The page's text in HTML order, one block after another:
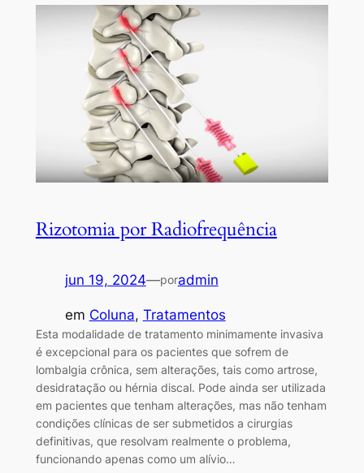
Rizotomia por Radiofrequência
jun 19, 2024—poradmin
em Coluna, Tratamentos
Esta modalidade de tratamento minimamente invasiva
é excepcional para os pacientes que sofrem de
lombalgia crônica, sem alterações, tais como artrose,
desidratação ou hérnia discal. Pode ainda ser utilizada
em pacientes que tenham alterações, mas não tenham
condições clínicas de ser submetidos a cirurgias
definitivas, que resolvam realmente o problema,
funcionando apenas como um alívio…